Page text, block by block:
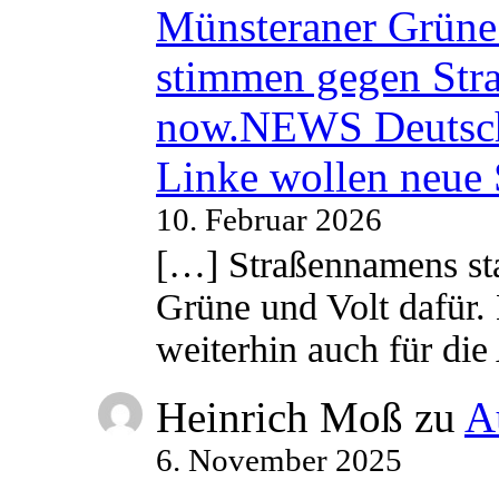
Münsteraner
stimmen gegen
now.NEWS
Linke wollen neue
10. Februar 2026
[…] Straßennamens
Grüne und Volt
weiterhin auch für
Heinrich Moß zu
6. November 2025